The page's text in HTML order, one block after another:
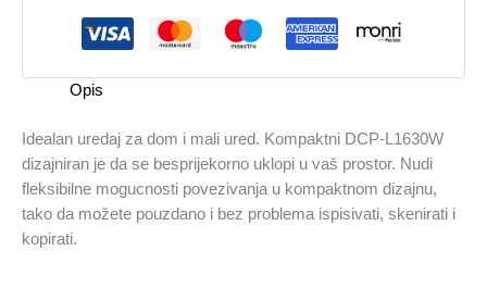
Opis
Idealan uredaj za dom i mali ured. Kompaktni DCP-L1630W
dizajniran je da se besprijekorno uklopi u vaš prostor. Nudi
fleksibilne mogucnosti povezivanja u kompaktnom dizajnu,
tako da možete pouzdano i bez problema ispisivati, skenirati i
kopirati.